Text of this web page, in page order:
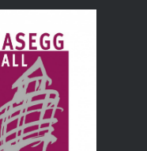
Hall Wattens